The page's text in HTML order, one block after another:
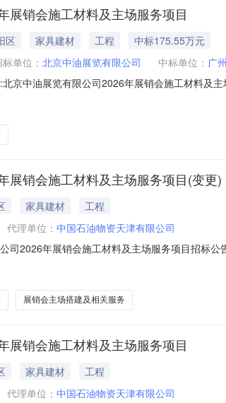
展销会施工材料及主场服务项目
区 家具建材 工程
中标175.55万元
单位： 北京中油展览有限公司 中标单位： 广
京中油展览有限公司2026年展销会施工材料及
北京中安筑邦集团有限公司北京中油展览有限
展销会施工材料及主场服务项目(变更)
家具建材
工程
代理单位： 中国石油物资天津有限公司
司2026年展销会施工材料及主场服务项目招标
履行了相关报批及备案等手续，招标人为北京
展销会主场搭建及相关服务
展销会施工材料及主场服务项目
家具建材
工程
代理单位： 中国石油物资天津有限公司